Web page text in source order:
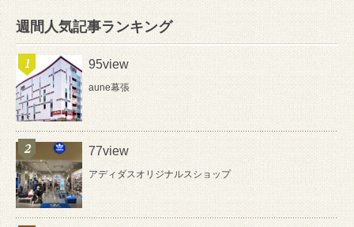
週間人気記事ランキング
95view
aune幕張
77view
アディダスオリジナルスショップ